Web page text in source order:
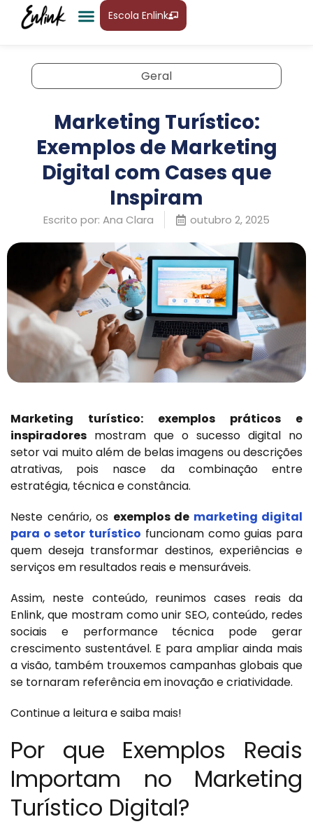
Escola Enlink
Geral
Marketing Turístico:
Exemplos de Marketing
Digital com Cases que
Inspiram
Escrito por: Ana Clara outubro 2, 2025
Marketing turístico: exemplos práticos e
inspiradores mostram que o sucesso digital no
setor vai muito além de belas imagens ou descrições
atrativas, pois nasce da combinação entre
estratégia, técnica e constância.
Neste cenário, os exemplos de marketing digital
para o setor turístico funcionam como guias para
quem deseja transformar destinos, experiências e
serviços em resultados reais e mensuráveis.
Assim, neste conteúdo, reunimos cases reais da
Enlink, que mostram como unir SEO, conteúdo, redes
sociais e performance técnica pode gerar
crescimento sustentável. E para ampliar ainda mais
a visão, também trouxemos campanhas globais que
se tornaram referência em inovação e criatividade.
Continue a leitura e saiba mais!
Por que Exemplos Reais
Importam no Marketing
Turístico Digital?